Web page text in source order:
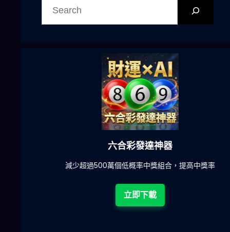
六合彩發達神器
減少超過500萬個低概率中獎組合，提高中獎率
立即下載